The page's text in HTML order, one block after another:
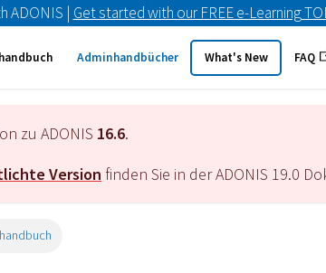
ADONIS | Get started with our FREE e-Learning
Adminhandbücher What's New FAQ
zu ADONIS 16.6.
Version finden Sie in der ADONIS 19.0